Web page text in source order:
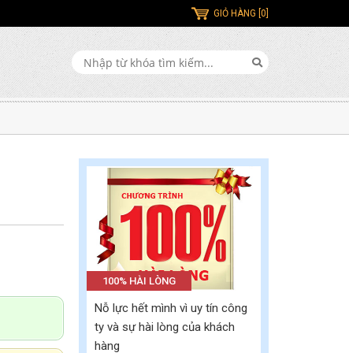
GIỎ HÀNG [0]
100% HÀI LÒNG
Nỗ lực hết mình vì uy tín công
ty và sự hài lòng của khách
hàng